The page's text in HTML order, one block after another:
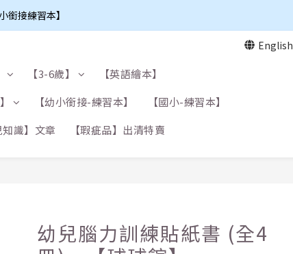
銜接練習本】
English
【3-6歲】
【英語繪本】
【幼小銜接-練習本】
【國小-練習本】
知識】文章 【瑕疵品】出清特賣
幼兒腦力訓練貼紙書 (全4